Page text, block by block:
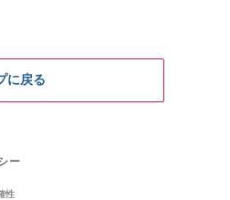
に戻る
ー
性